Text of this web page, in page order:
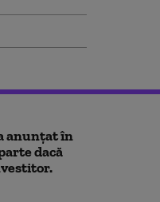
anunțat în
dacă